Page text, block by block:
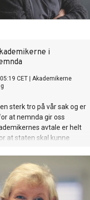
i
CET
Akademikerne
sterk tro på vår sak og er
at nemnda gir oss
avtale er helt
at staten skal kunne
å levere gode tjenester,
Nordli, leder i
stat.